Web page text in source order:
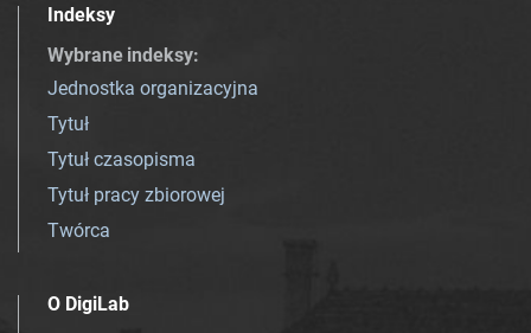
Indeksy
Wybrane indeksy:
Jednostka organizacyjna
Tytuł
Tytuł czasopisma
Tytuł pracy zbiorowej
Twórca
O DigiLab